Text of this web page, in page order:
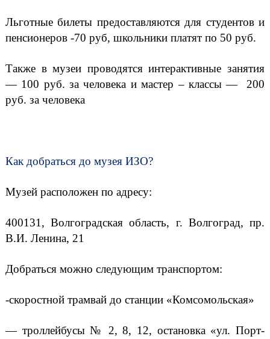
Льготные билеты предоставляются для студентов и
пенсионеров -70 руб, школьники платят по 50 руб.
Также в музеи проводятся интерактивные занятия
— 100 руб. за человека и мастер – классы —
200
руб. за человека
Как добраться до музея ИЗО?
Музей расположен по адресу:
400131, Волгоградская область, г. Волгоград, пр.
В.И. Ленина, 21
Добраться можно следующим транспортом:
-скоростной трамвай до станции «Комсомольская»
— троллейбусы № 2, 8, 12, остановка «ул. Порт-